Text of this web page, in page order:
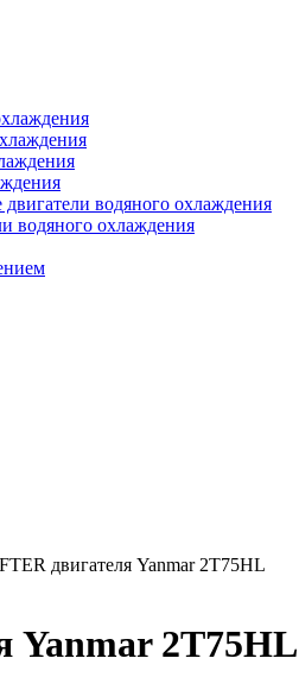
водяного охлаждения
водяного охлаждения
двигателя Yanmar 2T75HL
Yanmar 2T75HL